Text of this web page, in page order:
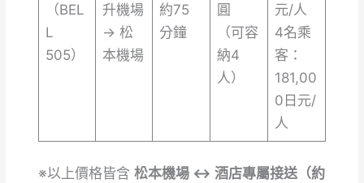
（BEL
L
505）
升機場
→ 松
本機場
約75
分鐘
圓
（可容
納4
人）
元/人
4名乘
客：
181,00
0日元/
人
※以上價格皆含 松本機場 ↔ 酒店專屬接送（約